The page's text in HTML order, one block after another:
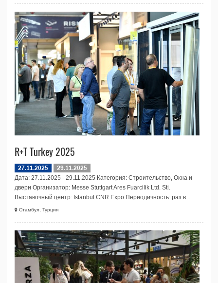
R+T Turkey 2025
27.11.2025
29.11.2025
Дата: 27.11.2025 - 29.11.2025 Категория: Строительство, Окна и
двери Организатор: Messe Stuttgart Ares Fuarcilik Ltd. Sti.
Выставочный центр: Istanbul CNR Expo Периодичность: раз в...
Стамбул, Турция